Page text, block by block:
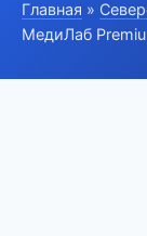
Главная »
МедиЛаб